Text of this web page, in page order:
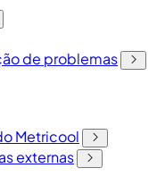
de problemas
Metricool
externas